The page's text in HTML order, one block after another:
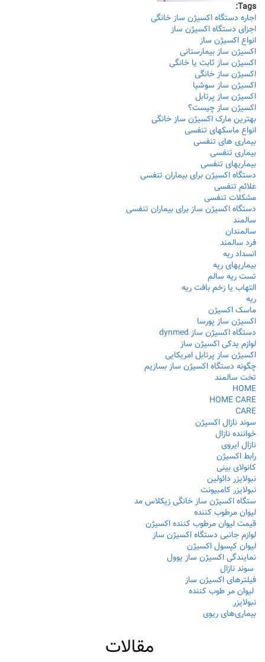
Tags:
اجاره دستگاه اکسیژن ساز خانگی
اجزای دستگاه اکسیژن ساز
انواع اکسیژن ساز
اکسیژن ساز بیمارستانی
اکسیژن ساز ثابت یا خانگی
اکسیژن ساز خانگی
اکسیژن ساز سوشیا
اکسیژن ساز پرتابل
اکسیژن ساز چیست؟
بهترین مارک اکسیژن ساز خانگی
انواع ماسکهای تنفسی
بیماری های تنفسی
بیماری تنفسی
بیماریهای تنفسی
دستگاه اکسیژن برای بیماران تنفسی
علائم تنفسی
مشکلات تنفسی
دستگاه اکسیژن ساز برای بیماران تنفسی
سالمند
سالمندان
فرد سالمند
انسداد ریه
بیماریهای ریه
تست ریه سالم
التهاب یا زخم بافت ریه
ریه
ماسک اکسیژن
اکسیژن ساز پورسا
دستگاه اکسیژن ساز dynmed
لوازم یدکی اکسیژن ساز
اکسیژن ساز پرتابل امریکایی
چگونه دستگاه اکسیژن ساز بسازیم
تخت سالمند
HOME
HOME CARE
CARE
سوند نازال اکسیژن
خواننده نازال
نازال ایروی
رابط اکسیژن
کانولای بینی
نبولایزر دائولین
نبولایزر کامبیونت
ستگاه اکسیژن ساز خانگی زیکلاس مد
لیوان مرطوب کننده
قیمت لیوان مرطوب کننده اکسیژن
لوازم جانبی دستگاه اکسیژن ساز
لیوان کپسول اکسیژن
نمایندگی اکسیژن ساز یوول
سوند نازال
فیلترهای اکسیژن ساز
لیوان مر طوب کننده
نبولایزر
بیماری‌های ریوی
مقالات